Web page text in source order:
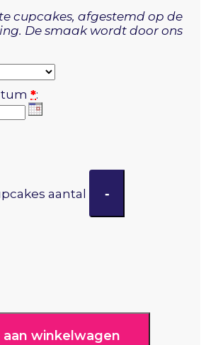
cupcakes, afgestemd op de
De smaak wordt door ons
*:
aantal -
winkelwagen